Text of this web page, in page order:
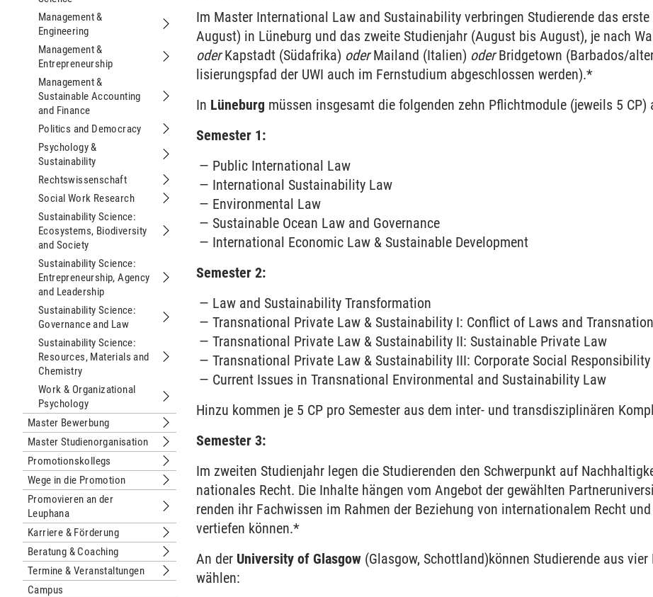
Management &
Engineering
Untermenu Management & Engineering
Management &
Entrepreneurship
Untermenu Management & Entrepreneurship
Management &
Sustainable Accounting
and Finance
Untermenu Management & Sustainable Accounting and Finance
Politics and Democracy
Untermenu Politics and Democracy
Psychology &
Sustainability
Untermenu Psychology & Sustainability
Rechtswissenschaft
Untermenu Rechtswissenschaft
Social Work Research
Untermenu Social Work Research
Sustainability Science:
Ecosystems, Biodiversity
and Society
Untermenu Sustainability Science: Ecosystems, Biodiversity and Society
Sustainability Science:
Entrepreneurship, Agency
and Leadership
Untermenu Sustainability Science: Entrepreneurship, Agency and Leadership
Sustainability Science:
Governance and Law
Untermenu Sustainability Science: Governance and Law
Sustainability Science:
Resources, Materials and
Chemistry
Untermenu Sustainability Science: Resources, Materials and Chemistry
Work & Organizational
Psychology
Untermenu Work & Organizational Psychology
Master Bewerbung
Untermenu Master Bewerbung
Master Studienorganisation
Untermenu Master Studienorganisation
Promotionskollegs
Untermenu Promotionskollegs
Wege in die Promotion
Untermenu Wege in die Promotion
Promovieren an der
Leuphana
Untermenu Promovieren an der Leuphana
Karriere & Förderung
Untermenu Karriere & Förderung
Beratung & Coaching
Untermenu Beratung & Coaching
Termine & Veranstaltungen
Untermenu Termine & Veranstaltungen
Campus
Im Master International Law and Sustain­ability verbringen Studierende das
August) in Lüne­burg und das zweite Studien­jahr (August bis August), je nach
oderKap­stadt (Süd­afrika) oderMai­land (Italien) oderBridge­town (Barba­dos/
lisierungs­pfad der UWI auch im Fern­studium abge­schlossen werden).*
In Lüneburg müssen insgesamt die folgenden zehn Pflicht­module (jeweils 5 CP)
Semester 1:
Public Inter­national Law
Inter­national Sustain­ability Law
Environ­mental Law
Sustainable Ocean Law and Gover­nance
International Eco­nomic Law & Sustain­able Develop­ment
Semester 2:
Law and Sustain­ability Trans­formation
Transnational Private Law & Sustain­ability I: Conflict of Laws and
Transnational Private Law & Sustain­ability II: Sustain­able Private Law
Transnational Private Law & Sustain­ability III: Cor­porate Social Respon­sibi­lity
Current Issues in Trans­national Environ­mental and Sustain­ability Law
Hinzu kommen je 5 CP pro Semester aus dem inter- und trans­disziplinären
Semester 3:
Im zweiten Studien­jahr legen die Studieren­den den Schwer­punkt auf
nationales Recht. Die Inhalte hängen vom Ange­bot der gewähl­ten
renden ihr Fach­wissen im Rahmen der Beziehung von inter­nationalem Recht
ver­tiefen können.*
An der University of Glasgow (Glasgow, Schott­land)können Studierende aus
wählen: